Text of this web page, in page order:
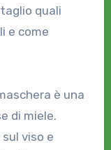
quali
e come
è una
di miele.
viso e